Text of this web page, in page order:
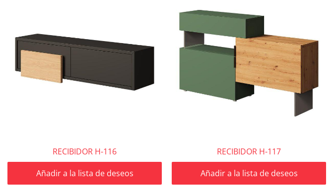
RECIBIDOR H-116
Añadir a la lista de deseos
RECIBIDOR H-117
Añadir a la lista de deseos